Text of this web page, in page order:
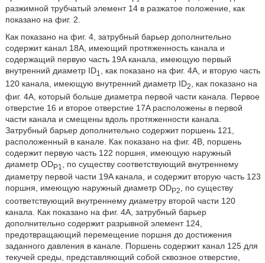
разжимной трубчатый элемент 14 в разжатое положение, как
показано на фиг. 2.
Как показано на фиг. 4, затрубный барьер дополнительно
содержит канал 18A, имеющий протяженность канала и
содержащий первую часть 19A канала, имеющую первый
внутренний диаметр ID1
, как показано на фиг. 4A, и вторую часть
120 канала, имеющую внутренний диаметр ID2
, как показано на
фиг. 4A, который больше диаметра первой части канала. Первое
отверстие 16 и второе отверстие 17A расположены в первой
части канала и смещены вдоль протяженности канала.
Затрубный барьер дополнительно содержит поршень 121,
расположенный в канале. Как показано на фиг. 4B, поршень
содержит первую часть 122 поршня, имеющую наружный
диаметр ODP1
, по существу соответствующий внутреннему
диаметру первой части 19A канала, и содержит вторую часть 123
поршня, имеющую наружный диаметр ODP2, по существу
соответствующий внутреннему диаметру второй части 120
канала. Как показано на фиг. 4A, затрубный барьер
дополнительно содержит разрывной элемент 124,
предотвращающий перемещение поршня до достижения
заданного давления в канале. Поршень содержит канал 125 для
текучей среды, представляющий собой сквозное отверстие,